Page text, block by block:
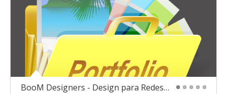
BooM Designers - Design para Redes Sociais